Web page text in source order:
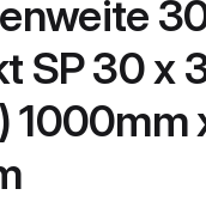
SP 30 x
1000mm